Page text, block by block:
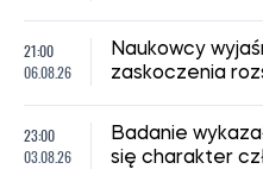
21:00
06.08.26
Naukowcy
zaskoczenia
23:00
03.08.26
Badanie
się charakter